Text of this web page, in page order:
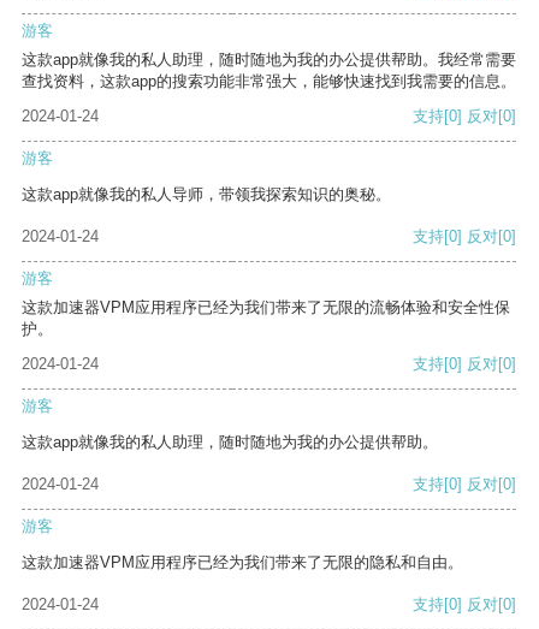
游客
这款app就像我的私人助理，随时随地为我的办公提供帮助。我经常需要
查找资料，这款app的搜索功能非常强大，能够快速找到我需要的信息。
2024-01-24
支持[0] 反对[0]
游客
这款app就像我的私人导师，带领我探索知识的奥秘。
2024-01-24 支持[0] 反对[0]
游客
这款加速器VPM应用程序已经为我们带来了无限的流畅体验和安全性保
护。
2024-01-24
支持[0] 反对[0]
游客
这款app就像我的私人助理，随时随地为我的办公提供帮助。
2024-01-24 支持[0] 反对[0]
游客
这款加速器VPM应用程序已经为我们带来了无限的隐私和自由。
2024-01-24 支持[0] 反对[0]